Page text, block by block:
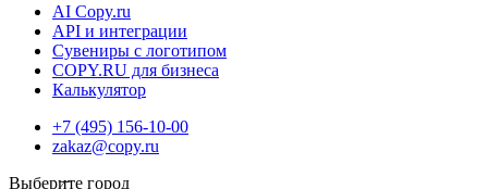
AI Copy.ru
API и интеграции
Сувениры с логотипом
COPY.RU для бизнеса
Калькулятор
+7 (495) 156-10-00
zakaz@copy.ru